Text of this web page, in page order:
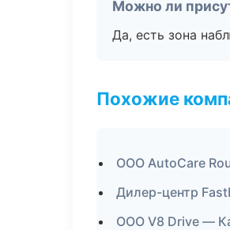
Можно ли
Да, есть зона
Похожие
ООО AutoCare
Дилер-центр
ООО V8 Drive —